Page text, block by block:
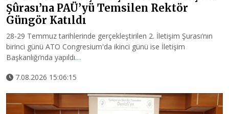
Şûrası’na PAÜ’yü Temsilen Rektör
Güngör Katıldı
28-29 Temmuz tarihlerinde gerçekleştirilen 2. İletişim Şurası’nın
birinci günü ATO Congresium'da ikinci günü ise İletişim
Başkanlığı’nda yapıldı....
7.08.2026 15:06:15